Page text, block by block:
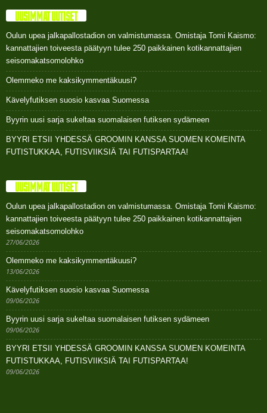
UUSIMMAT UUTISET
Oulun upea jalkapallostadion on valmistumassa. Omistaja Tomi Kaismo:
kannattajien toiveesta päätyyn tulee 250 paikkainen kotikannattajien
seisomakatsomolohko
Olemmeko me kaksikymmentäkuusi?
Kävelyfutiksen suosio kasvaa Suomessa
Byyrin uusi sarja sukeltaa suomalaisen futiksen sydämeen
BYYRI ETSII YHDESSÄ GROOMIN KANSSA SUOMEN KOMEINTA
FUTISTUKKAA, FUTISVIIKSIÄ TAI FUTISPARTAA!
UUSIMMAT UUTISET
Oulun upea jalkapallostadion on valmistumassa. Omistaja Tomi Kaismo:
kannattajien toiveesta päätyyn tulee 250 paikkainen kotikannattajien
seisomakatsomolohko
27/06/2026
Olemmeko me kaksikymmentäkuusi?
13/06/2026
Kävelyfutiksen suosio kasvaa Suomessa
09/06/2026
Byyrin uusi sarja sukeltaa suomalaisen futiksen sydämeen
09/06/2026
BYYRI ETSII YHDESSÄ GROOMIN KANSSA SUOMEN KOMEINTA
FUTISTUKKAA, FUTISVIIKSIÄ TAI FUTISPARTAA!
09/06/2026